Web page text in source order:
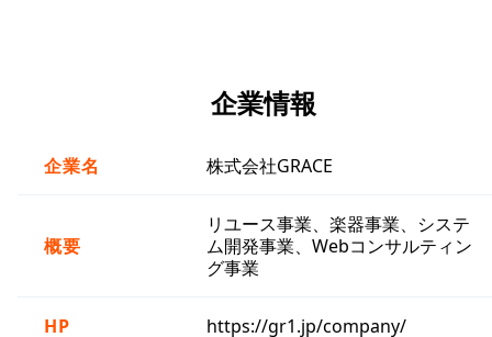
企業情報
企業名 株式会社GRACE
概要
リユース事業、楽器事業、システ
ム開発事業、Webコンサルティン
グ事業
HP https://gr1.jp/company/